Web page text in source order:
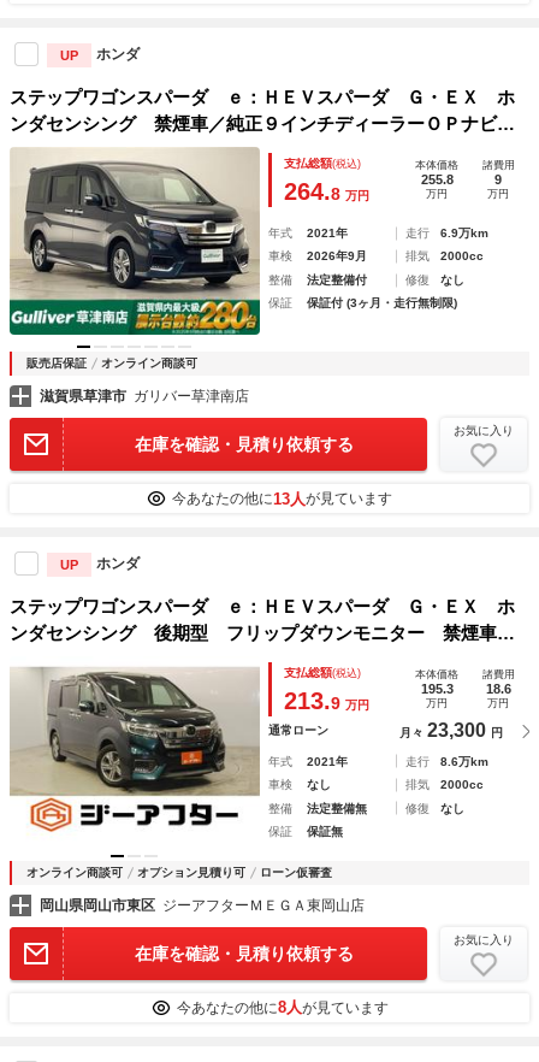
UP ホンダ
ステップワゴンスパーダ ｅ：ＨＥＶスパーダ Ｇ・ＥＸ ホ
ンダセンシング 禁煙車／純正９インチディーラーＯＰナビ／
純正１１．６インチフリップダウンモニター／バックカメラ／
ハーフレザーシート／両側パワースライドドア／ホンダセンシ
ング／ＬＥＤヘッドライト／シートヒーター
支払総額(税込)
264.8 万円
本体価格
255.8
万円
諸費用
9
万円
年式 2021年 走行
6.9万km
車検
2026年9月 排気
2000cc
整備
法定整備付 修復
なし
保証
保証付 (3ヶ月・走行無制限)
販売店保証 オンライン商談可
滋賀県草津市 ガリバー草津南店
在庫を確認・見積り依頼する
お気に入り
今あなたの他に13人が見ています
UP ホンダ
ステップワゴンスパーダ ｅ：ＨＥＶスパーダ Ｇ・ＥＸ ホ
ンダセンシング 後期型 フリップダウンモニター 禁煙車
純正１０インチナビ フルセグ ホンダセイシング 両側電動
スライドドア アダプティブクルーズコントロール ハーフレ
ザーシート ＬＥＤヘッドライト ＥＴＣ２．０
支払総額(税込)
213.9 万円
本体価格
195.3
万円
諸費用
18.6
万円
通常ローン 月々 23,300 円
年式 2021年 走行
8.6万km
車検
なし 排気
2000cc
整備
法定整備無 修復
なし
保証
保証無
オンライン商談可 オプション見積り可 ローン仮審査
岡山県岡山市東区 ジーアフターＭＥＧＡ東岡山店
在庫を確認・見積り依頼する
お気に入り
今あなたの他に8人が見ています